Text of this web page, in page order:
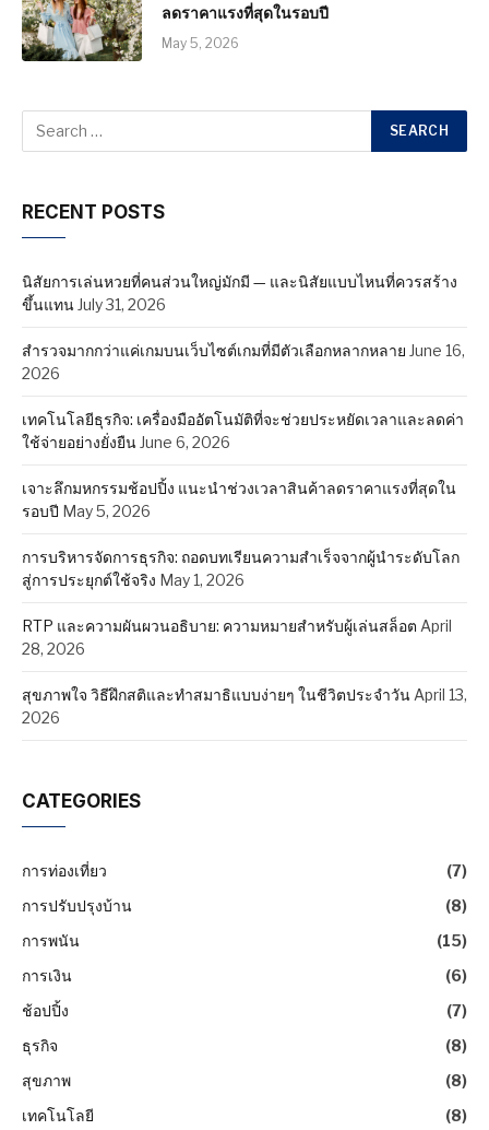
ลดราคาแรงที่สุดในรอบปี
May 5, 2026
RECENT POSTS
นิสัยการเล่นหวยที่คนส่วนใหญ่มักมี — และนิสัยแบบไหนที่ควรสร้าง
ขึ้นแทน July 31, 2026
สำรวจมากกว่าแค่เกมบนเว็บไซต์เกมที่มีตัวเลือกหลากหลาย June 16,
2026
เทคโนโลยีธุรกิจ: เครื่องมืออัตโนมัติที่จะช่วยประหยัดเวลาและลดค่า
ใช้จ่ายอย่างยั่งยืน June 6, 2026
เจาะลึกมหกรรมช้อปปิ้ง แนะนำช่วงเวลาสินค้าลดราคาแรงที่สุดใน
รอบปี May 5, 2026
การบริหารจัดการธุรกิจ: ถอดบทเรียนความสำเร็จจากผู้นำระดับโลก
สู่การประยุกต์ใช้จริง May 1, 2026
RTP และความผันผวนอธิบาย: ความหมายสำหรับผู้เล่นสล็อต April
28, 2026
สุขภาพใจ วิธีฝึกสติและทำสมาธิแบบง่ายๆ ในชีวิตประจำวัน April 13,
2026
CATEGORIES
การท่องเที่ยว
(7)
การปรับปรุงบ้าน
(8)
การพนัน
(15)
การเงิน
(6)
ช้อปปิ้ง
(7)
ธุรกิจ
(8)
สุขภาพ
(8)
เทคโนโลยี
(8)